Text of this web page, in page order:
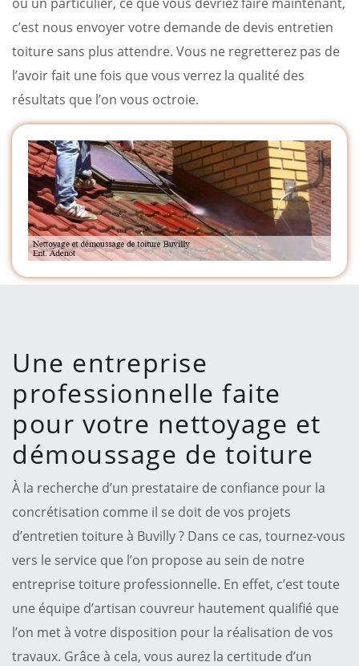
c’est nous envoyer votre demande de devis entretien
toiture sans plus attendre. Vous ne regretterez pas de
l’avoir fait une fois que vous verrez la qualité des
résultats que l’on vous octroie.
Une entreprise
professionnelle faite
pour votre nettoyage et
démoussage de toiture
À la recherche d’un prestataire de confiance pour la
concrétisation comme il se doit de vos projets
d’entretien toiture à Buvilly ? Dans ce cas, tournez-vous
vers le service que l’on propose au sein de notre
entreprise toiture professionnelle. En effet, c’est toute
une équipe d’artisan couvreur hautement qualifié que
l’on met à votre disposition pour la réalisation de vos
travaux. Grâce à cela, vous aurez la certitude d’un